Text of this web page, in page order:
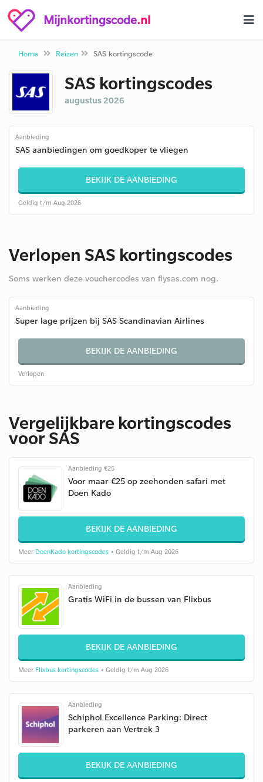
Mijnkortingscode.nl
Home Reizen SAS kortingscode
SAS kortingscodes
augustus 2026
Aanbieding
SAS aanbiedingen om goedkoper te vliegen
BEKIJK DE AANBIEDING
Geldig t/m Aug 2026
Verlopen SAS kortingscodes
Soms werken deze vouchercodes van flysas.com nog.
Aanbieding
Super lage prijzen bij SAS Scandinavian Airlines
BEKIJK DE AANBIEDING
Verlopen
Vergelijkbare kortingscodes
voor SAS
Aanbieding €25
Voor maar €25 op zeehonden safari met
Doen Kado
BEKIJK DE AANBIEDING
Meer DoenKado kortingscodes • Geldig t/m Aug 2026
Aanbieding
Gratis WiFi in de bussen van Flixbus
BEKIJK DE AANBIEDING
Meer Flixbus kortingscodes • Geldig t/m Aug 2026
Aanbieding
Schiphol Excellence Parking: Direct
parkeren aan Vertrek 3
BEKIJK DE AANBIEDING